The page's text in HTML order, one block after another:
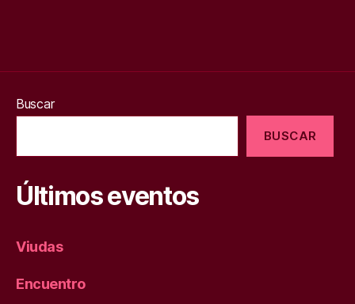
Buscar
BUSCAR
Últimos eventos
Viudas
Encuentro